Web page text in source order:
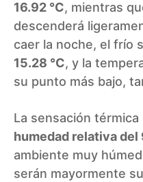
16.92 °C, mientras
descenderá
caer la noche, el frío
15.28 °C, y la
su punto más bajo,
La sensación
humedad relativa del
ambiente muy
serán mayormente